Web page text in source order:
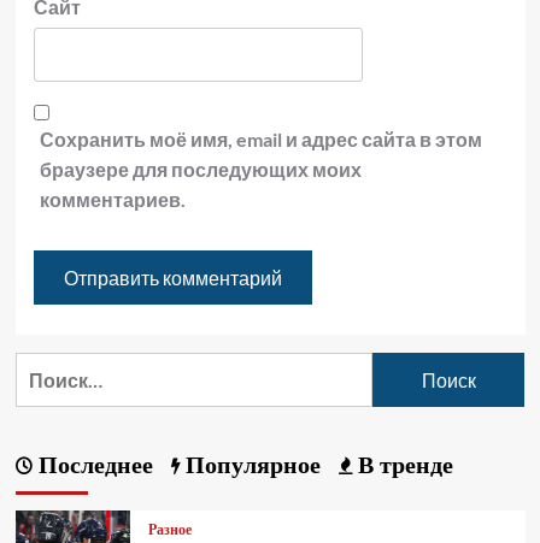
Сайт
Сохранить моё имя, email и адрес сайта в этом
браузере для последующих моих
комментариев.
Последнее Популярное В тренде
Разное